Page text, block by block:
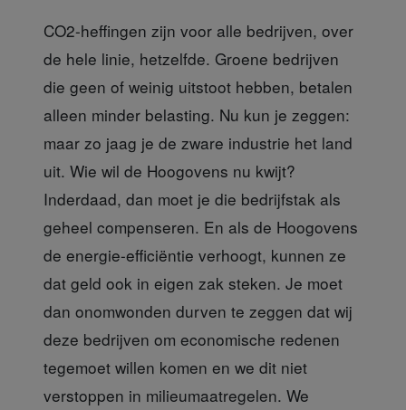
CO2-heffingen zijn voor alle bedrijven, over
de hele linie, hetzelfde. Groene bedrijven
die geen of weinig uitstoot hebben, betalen
alleen minder belasting. Nu kun je zeggen:
maar zo jaag je de zware industrie het land
uit. Wie wil de Hoogovens nu kwijt?
Inderdaad, dan moet je die bedrijfstak als
geheel compenseren. En als de Hoogovens
de energie-efficiëntie verhoogt, kunnen ze
dat geld ook in eigen zak steken. Je moet
dan onomwonden durven te zeggen dat wij
deze bedrijven om economische redenen
tegemoet willen komen en we dit niet
verstoppen in milieumaatregelen. We